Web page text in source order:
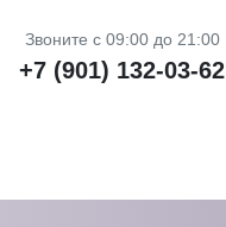
Звоните с 09:00 до 21:00
+7 (901) 132-03-62